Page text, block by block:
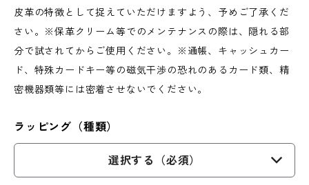
皮革の特徴として捉えていただけますよう、予めご了承くだ
さい。※保革クリーム等でのメンテナンスの際は、隠れる部
分で試されてからご使用ください。※通帳、キャッシュカー
ド、特殊カードキー等の磁気干渉の恐れのあるカード類、精
密機器類等には密着させないでください。
ラッピング（種類）
選択する（必須）